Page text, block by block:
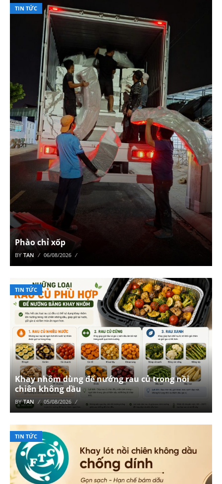
TIN TỨC
Phào chỉ xốp
BY TAN 06/08/2026
TIN TỨC
Khay nhôm dùng để nướng rau củ trong nồi
chiên không dầu
BYTAN 05/08/2026
TIN TỨC